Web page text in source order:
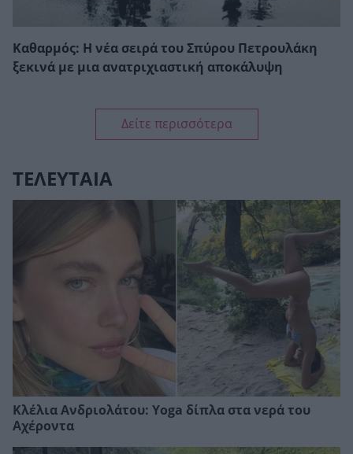
Καθαρμός: Η νέα σειρά του Σπύρου Πετρουλάκη
ξεκινά με μια ανατριχιαστική αποκάλυψη
Δείτε περισσότερα
ΤΕΛΕΥΤΑΙΑ
Κλέλια Ανδριολάτου: Yoga δίπλα στα νερά του
Αχέροντα